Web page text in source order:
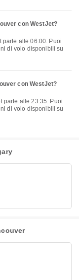
con WestJet?
di volo disponibili su
con WestJet?
di volo disponibili su